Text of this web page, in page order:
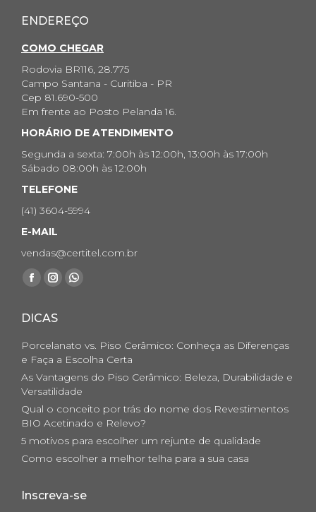
ENDEREÇO
COMO CHEGAR
Rodovia BR116, 28.775
Campo Santana - Curitiba - PR
Cep 81.690-500
Em frente ao Posto Pelanda 16.
HORÁRIO DE ATENDIMENTO
Segunda a sexta: 7:00h às 12:00h, 13:00h às 17:00h
Sábado 08:00h às 12:00h
TELEFONE
(41) 3604-5994
E-MAIL
vendas@certitel.com.br
Encontre-nos em:
Facebook
opens
new
window
Instagram
opens
in
new
window
Whatsapp
new
window
DICAS
Porcelanato vs. Piso Cerâmico: Conheça as Diferenças
e Faça a Escolha Certa
As Vantagens do Piso Cerâmico: Beleza, Durabilidade e
Versatilidade
Qual o conceito por trás do nome dos Revestimentos
BIO Acetinado e Relevo?
5 motivos para escolher um rejunte de qualidade
Como escolher a melhor telha para a sua casa
Inscreva-se